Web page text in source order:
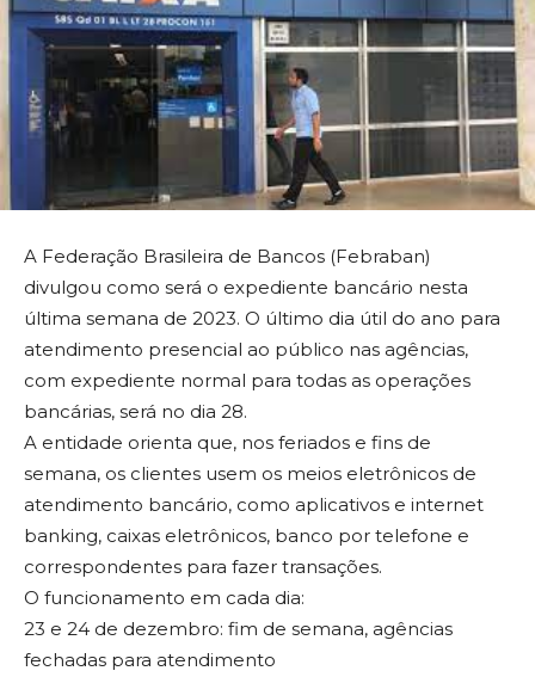
A Federação Brasileira de Bancos (Febraban)
divulgou como será o expediente bancário nesta
última semana de 2023. O último dia útil do ano para
atendimento presencial ao público nas agências,
com expediente normal para todas as operações
bancárias, será no dia 28.
A entidade orienta que, nos feriados e fins de
semana, os clientes usem os meios eletrônicos de
atendimento bancário, como aplicativos e internet
banking, caixas eletrônicos, banco por telefone e
correspondentes para fazer transações.
O funcionamento em cada dia:
23 e 24 de dezembro: fim de semana, agências
fechadas para atendimento